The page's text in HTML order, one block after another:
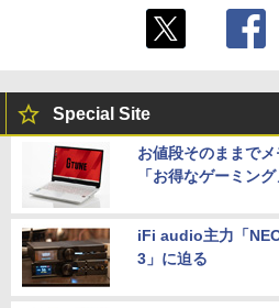
Special Site
お値段そのままで
「お得なゲーミング
iFi audio主力「
3」に迫る